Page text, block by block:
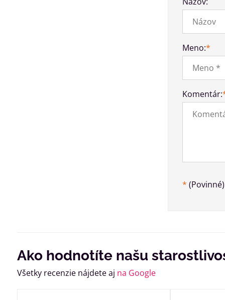
Meno:*
Komentár:
* (Povinné)
Ako hodnotíte našu
Všetky recenzie nájdete aj na Google